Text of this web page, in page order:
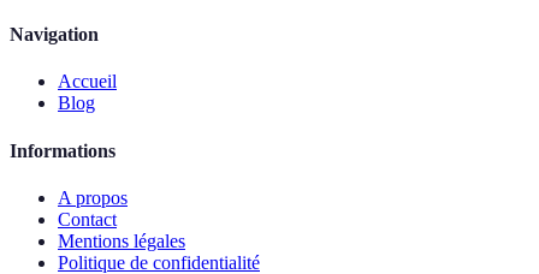
Navigation
Accueil
Blog
Informations
A propos
Contact
Mentions légales
Politique de confidentialité